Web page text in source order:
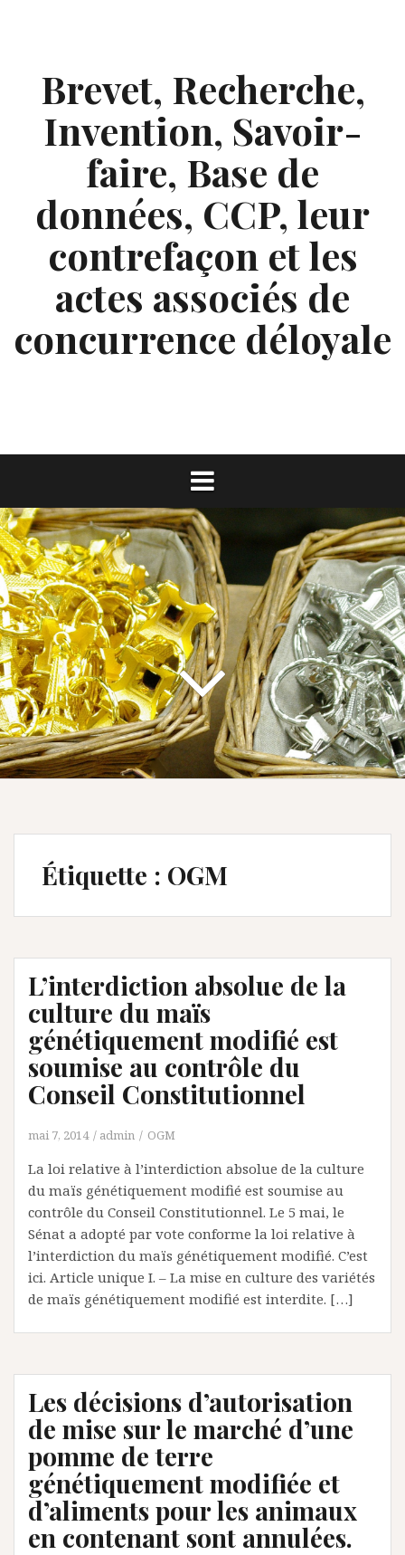
Brevet, Recherche,
Invention, Savoir-
faire, Base de
données, CCP, leur
contrefaçon et les
actes associés de
concurrence déloyale
Étiquette : OGM
L’interdiction absolue de la
culture du maïs
génétiquement modifié est
soumise au contrôle du
Conseil Constitutionnel
mai 7, 2014 admin OGM
La loi relative à l’interdiction absolue de la culture
du maïs génétiquement modifié est soumise au
contrôle du Conseil Constitutionnel. Le 5 mai, le
Sénat a adopté par vote conforme la loi relative à
l’interdiction du maïs génétiquement modifié. C’est
ici. Article unique I. – La mise en culture des variétés
de maïs génétiquement modifié est interdite. […]
Les décisions d’autorisation
de mise sur le marché d’une
pomme de terre
génétiquement modifiée et
d’aliments pour les animaux
en contenant sont annulées.